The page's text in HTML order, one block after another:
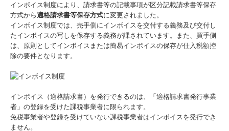
Credo
募集要項
インボイス制度により、請求書等の記載事項が区分記載請求書等保存
方式から適格請求書等保存方式に変更されました。
インボイス制度では、売手側にインボイスを交付する義務及び交付し
たインボイスの写しを保存する義務が課されています。また、買手側
は、原則としてインボイスまたは簡易インボイスの保存が仕入税額控
除の要件となります。
インボイス（適格請求書）を発行できるのは、「適格請求書発行事業
者」の登録を受けた課税事業者に限られます。
免税事業者や登録を受けていない課税事業者はインボイスを発行でき
ません。